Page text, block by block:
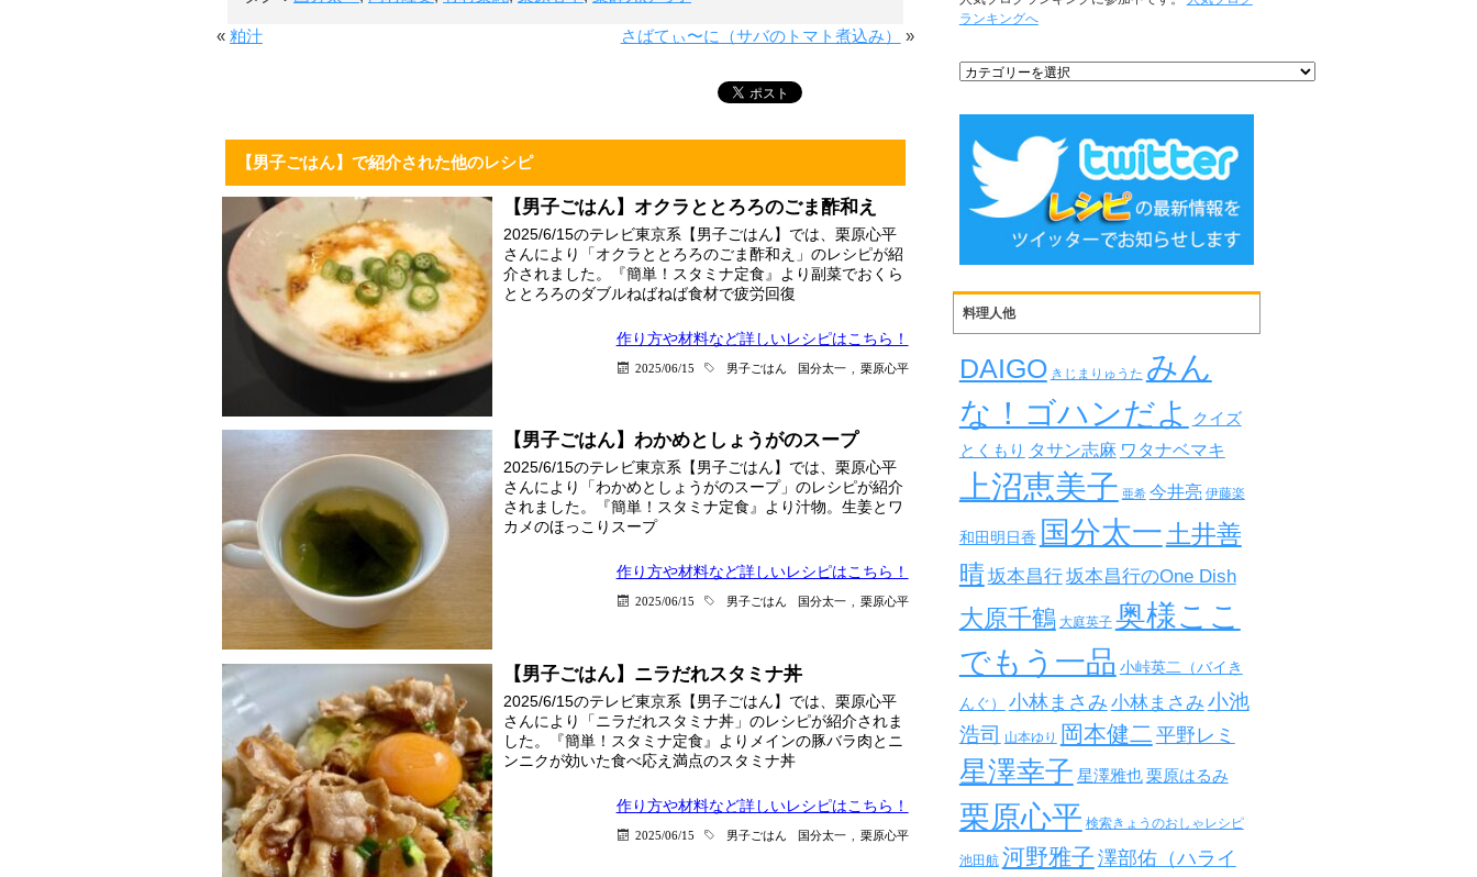
« 粕汁 さばてぃ〜に（サバのトマト煮込み） »
【男子ごはん】で紹介された他のレシピ
【男子ごはん】オクラととろろのごま酢和え
2025/6/15のテレビ東京系【男子ごはん】では、栗原心平
さんにより「オクラととろろのごま酢和え」のレシピが紹
介されました。『簡単！スタミナ定食』より副菜でおくら
ととろろのダブルねばねば食材で疲労回復
作り方や材料など詳しいレシピはこちら！
2025/06/15 男子ごはん 国分太一 栗原心平
【男子ごはん】わかめとしょうがのスープ
2025/6/15のテレビ東京系【男子ごはん】では、栗原心平
さんにより「わかめとしょうがのスープ」のレシピが紹介
されました。『簡単！スタミナ定食』より汁物。生姜とワ
カメのほっこりスープ
作り方や材料など詳しいレシピはこちら！
2025/06/15 男子ごはん 国分太一 栗原心平
【男子ごはん】ニラだれスタミナ丼
2025/6/15のテレビ東京系【男子ごはん】では、栗原心平
さんにより「ニラだれスタミナ丼」のレシピが紹介されま
した。『簡単！スタミナ定食』よりメインの豚バラ肉とニ
ンニクが効いた食べ応え満点のスタミナ丼
作り方や材料など詳しいレシピはこちら！
2025/06/15 男子ごはん 国分太一 栗原心平
ランキングへ
料理人他
DAIGO きじまりゅうた みん
な！ゴハンだよ
クイズ
とくもり タサン志麻 ワタナベマキ
上沼恵美子 亜希 今井亮 伊藤楽
和田明日香 国分太一土井善
晴坂本昌行坂本昌行のOne Dish
大原千鶴 大庭英子 奥様ここ
でもう一品 小峠英二（バイき
んぐ） 小林まさみ 小林まさみ 小池
浩司 山本ゆり 岡本健二 平野レミ
星澤幸子 星澤雅也 栗原はるみ
栗原心平 検索きょうのおしゃレシピ
池田航 河野雅子 澤部佑（ハライ